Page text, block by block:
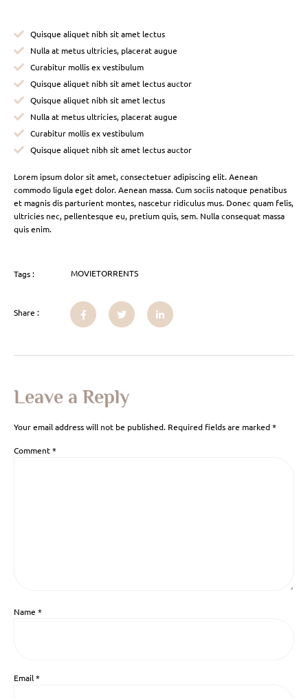
Quisque aliquet nibh sit amet lectus
Nulla at metus ultricies, placerat augue
Curabitur mollis ex vestibulum
Quisque aliquet nibh sit amet lectus auctor
Quisque aliquet nibh sit amet lectus
Nulla at metus ultricies, placerat augue
Curabitur mollis ex vestibulum
Quisque aliquet nibh sit amet lectus auctor
Lorem ipsum dolor sit amet, consectetuer adipiscing elit. Aenean
commodo ligula eget dolor. Aenean massa. Cum sociis natoque penatibus
et magnis dis parturient montes, nascetur ridiculus mus. Donec quam felis,
ultricies nec, pellentesque eu, pretium quis, sem. Nulla consequat massa
quis enim.
Tags : MOVIETORRENTS
Share :
Leave a Reply
Your email address will not be published. Required fields are marked*
Comment*
Name *
Email*